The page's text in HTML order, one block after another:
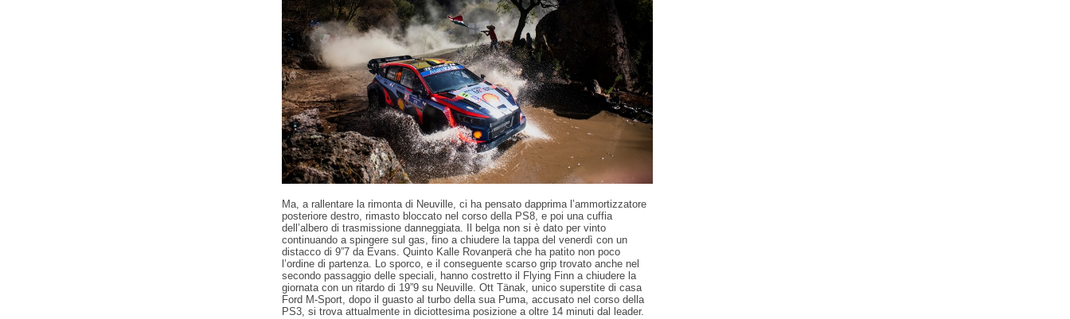
Ma, a rallentare la rimonta di Neuville, ci ha pensato dapprima l’ammortizzatore
posteriore destro, rimasto bloccato nel corso della PS8, e poi una cuffia
dell’albero di trasmissione danneggiata. Il belga non si è dato per vinto
continuando a spingere sul gas, fino a chiudere la tappa del venerdì con un
distacco di 9”7 da Evans. Quinto Kalle Rovanperä che ha patito non poco
l’ordine di partenza. Lo sporco, e il conseguente scarso grip trovato anche nel
secondo passaggio delle speciali, hanno costretto il Flying Finn a chiudere la
giornata con un ritardo di 19”9 su Neuville. Ott Tänak, unico superstite di casa
Ford M-Sport, dopo il guasto al turbo della sua Puma, accusato nel corso della
PS3, si trova attualmente in diciottesima posizione a oltre 14 minuti dal leader.